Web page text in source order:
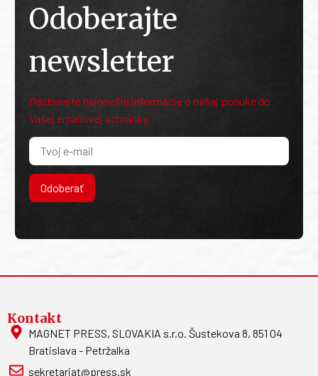
Odoberajte
newsletter
Odoberajte najnovšie informácie o našej ponuke do
Vašej emailovej schránky.
Odoberať
Kontakt
MAGNET PRESS, SLOVAKIA s.r.o. Šustekova 8, 851 04
Bratislava - Petržalka
sekretariat@press.sk